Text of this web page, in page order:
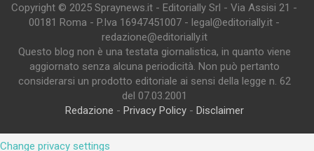
Copyright © 2025 Spraynews.it - Editorially Srl - Via Assisi 21 -
00181 Roma - P.Iva 16947451007 - legal@editorially.it -
redazione@editorially.it
Questo blog non è una testata giornalistica, in quanto viene
aggiornato senza alcuna periodicità. Non può pertanto
considerarsi un prodotto editoriale ai sensi della legge n. 62
del 07.03.2001
Redazione - Privacy Policy- Disclaimer
Change privacy settings